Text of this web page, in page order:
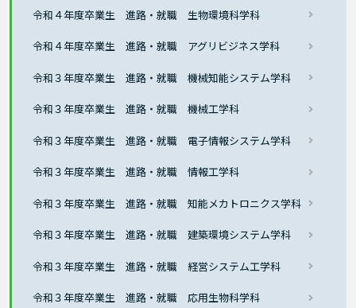
令和４年度卒業生 進路・就職 生物環境科学科
令和４年度卒業生 進路・就職 アグリビジネス学科
令和３年度卒業生 進路・就職 機械知能システム学科
令和３年度卒業生 進路・就職 機械工学科
令和３年度卒業生 進路・就職 電子情報システム学科
令和３年度卒業生 進路・就職 情報工学科
令和３年度卒業生 進路・就職 知能メカトロニクス学科
令和３年度卒業生 進路・就職 建築環境システム学科
令和３年度卒業生 進路・就職 経営システム工学科
令和３年度卒業生 進路・就職 応用生物科学科